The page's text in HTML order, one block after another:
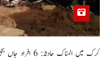
کرک میں المناک حادثہ: 6 افراد جاں بحق، متعدد زخمی